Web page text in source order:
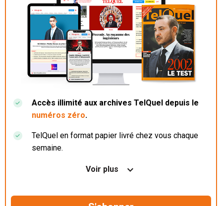
Accès illimité aux archives TelQuel depuis le
numéros zéro.
TelQuel en format papier livré chez vous chaque
semaine.
Nos articles en illimité sur ordinateur, tablette et
Le magazine TelQuel en numérique avant la sortie
Voir plus